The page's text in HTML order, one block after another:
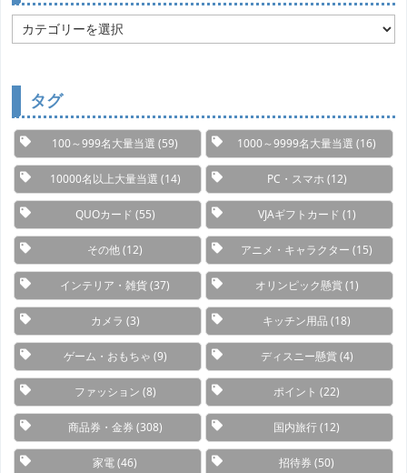
カ
テ
タグ
100～999名大量当選 (59) 1000～9999名大量当選 (16)
10000名以上大量当選 (14) PC・スマホ (12)
QUOカード (55) VJAギフトカード (1)
その他(12) アニメ・キャラクター (15)
インテリア・雑貨(37) オリンピック懸賞(1)
カメラ (3) キッチン用品 (18)
ゲーム・おもちゃ (9) ディスニー懸賞(4)
ファッション (8) ポイント (22)
商品券・金券 (308) 国内旅行(12)
家電(46) 招待券 (50)